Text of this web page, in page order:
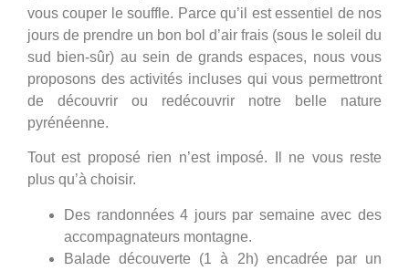
vous couper le souffle. Parce qu’il est essentiel de nos
jours de prendre un bon bol d’air frais (sous le soleil du
sud bien-sûr) au sein de grands espaces, nous vous
proposons des activités incluses qui vous permettront
de découvrir ou redécouvrir notre belle nature
pyrénéenne.
Tout est proposé rien n’est imposé. Il ne vous reste
plus qu’à choisir.
Des randonnées 4 jours par semaine avec des
accompagnateurs montagne.
Balade découverte (1 à 2h) encadrée par un